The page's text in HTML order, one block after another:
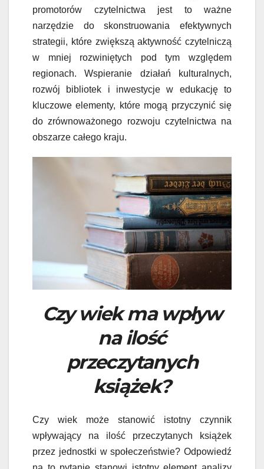
promotorów czytelnictwa jest to ważne
narzędzie do skonstruowania efektywnych
strategii, które zwiększą aktywność czytelniczą
w mniej rozwiniętych pod tym względem
regionach. Wspieranie działań kulturalnych,
rozwój bibliotek i inwestycje w edukację to
kluczowe elementy, które mogą przyczynić się
do zrównoważonego rozwoju czytelnictwa na
obszarze całego kraju.
Czy wiek ma wpływ
na ilość
przeczytanych
książek?
Czy wiek może stanowić istotny czynnik
wpływający na ilość przeczytanych książek
przez jednostki w społeczeństwie? Odpowiedź